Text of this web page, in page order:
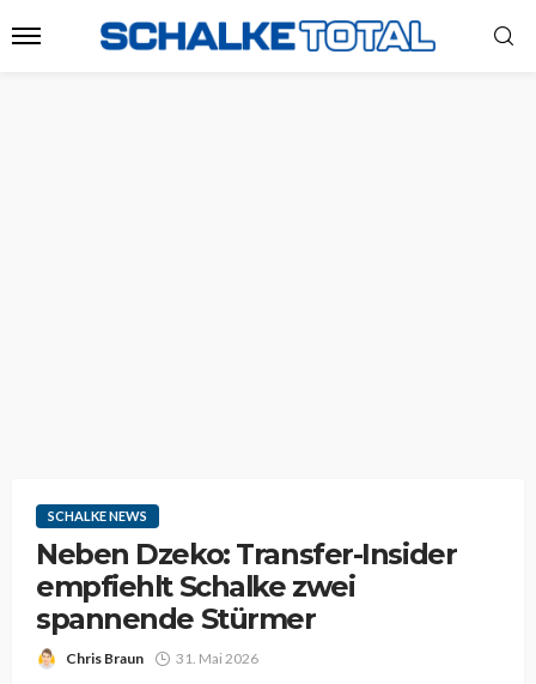
SCHALKE NEWS
Neben Dzeko: Transfer-Insider
empfiehlt Schalke zwei
spannende Stürmer
Chris Braun 31. Mai 2026